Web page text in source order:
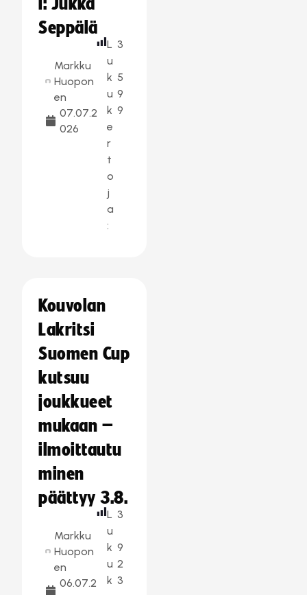
i: Jukka
Seppälä
Markku
Huopon
en
07.07.2
026
L
u
k
u
k
e
r
t
o
j
a
:
3
5
9
9
Kouvolan
Lakritsi
Suomen Cup
kutsuu
joukkueet
mukaan –
ilmoittautu
minen
päättyy 3.8.
Markku
Huopon
en
06.07.2
L
u
k
u
k
3
9
2
3